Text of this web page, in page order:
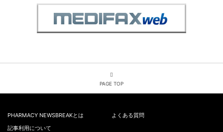
PAGE TOP
PHARMACY NEWSBREAKとは
よくある質問
記事利用について